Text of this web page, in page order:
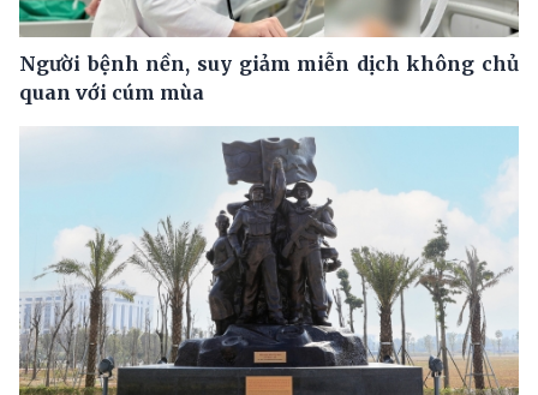
Người bệnh nền, suy giảm miễn dịch không chủ
quan với cúm mùa